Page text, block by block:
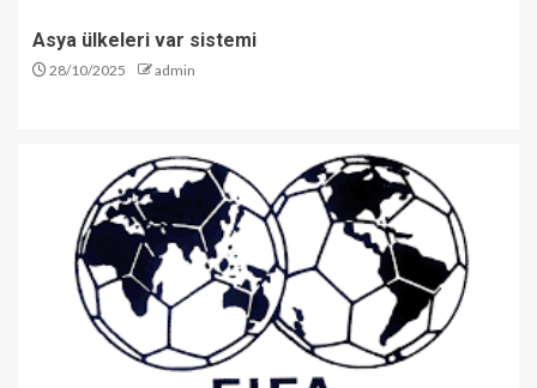
Asya ülkeleri var sistemi
28/10/2025 admin